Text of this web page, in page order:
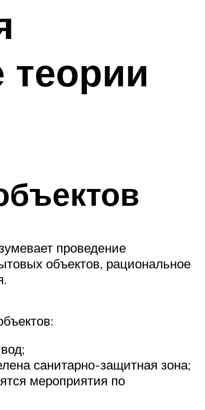
проведение
объектов, рациональное
санитарно-защитная зона;
мероприятия по